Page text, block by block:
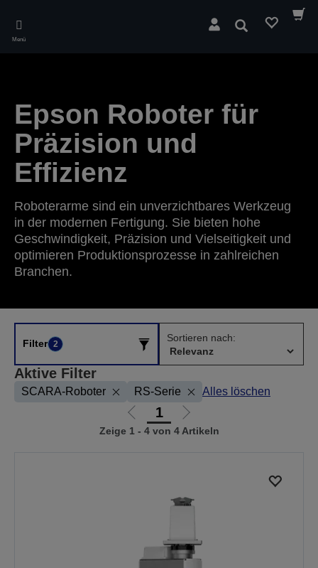
main
Menü
Suchen
Epson Roboter für
Präzision und
Effizienz
Roboterarme sind ein unverzichtbares Werkzeug
in der modernen Fertigung. Sie bieten hohe
Geschwindigkeit, Präzision und Vielseitigkeit und
optimieren Produktionsprozesse in zahlreichen
Branchen.
Filter 2
Sortieren nach:
Aktive Filter
SCARA-Roboter RS-Serie Alles löschen
Zur
vorherigen
1
Zur
nächsten
Zeige 1 - 4 von 4 Artikeln